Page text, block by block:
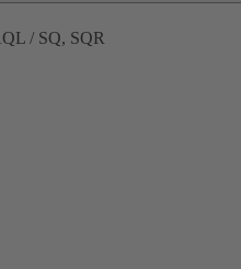
/ SQ, SQR